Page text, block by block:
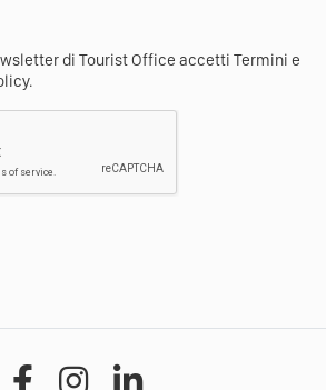
di Tourist Office accetti Termini e